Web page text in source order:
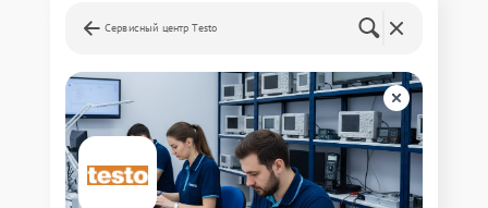
Сервисный центр Testo